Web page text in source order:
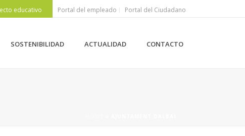
educativo Portal del empleado Portal del Ciudadano
SOSTENIBILIDAD ACTUALIDAD CONTACTO